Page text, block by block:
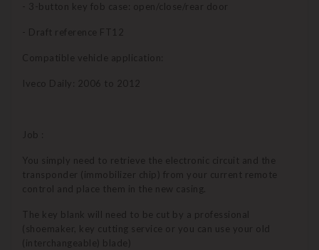
- 3-button key fob case: open/close/rear door
- Draft reference FT12
Compatible vehicle application:
Iveco Daily: 2006 to 2012
Job :
You simply need to retrieve the electronic circuit and the
transponder (immobilizer chip) from your current remote
control and place them in the new casing.
The key blank will need to be cut by a professional
(shoemaker, key cutting service or you can use your old
(interchangeable) blade)